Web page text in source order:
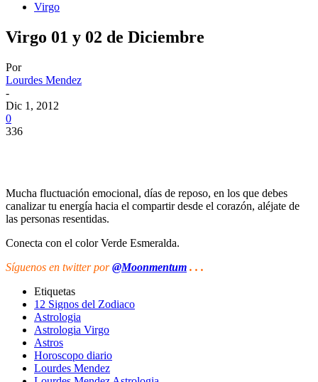
Virgo
Virgo 01 y 02 de Diciembre
Por
Lourdes Mendez
-
Dic 1, 2012
0
336
Mucha fluctuación emocional, días de reposo, en los que debes
canalizar tu energía hacia el compartir desde el corazón, aléjate de
las personas resentidas.
Conecta con el color Verde Esmeralda.
Síguenos en twitter por@Moonmentum . . .
Etiquetas
12 Signos del Zodiaco
Astrologia
Astrologia Virgo
Astros
Horoscopo diario
Lourdes Mendez